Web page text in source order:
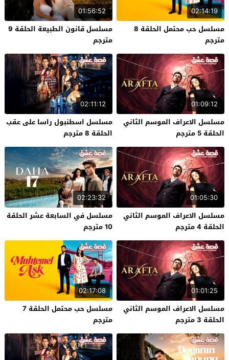
02:14:19
مسلسل حب محتمل الحلقة 8
مترجم
01:56:52
مسلسل قانون الطبيعة الحلقة 9
مترجم
01:09:12
مسلسل الاعراف الموسم الثاني
الحلقة 5 مترجم
02:11:12
مسلسل اسطنبول راسا على عقب
الحلقة 8 مترجم
01:05:30
مسلسل الاعراف الموسم الثاني
الحلقة 4 مترجم
02:23:32
مسلسل في السابعة عشر الحلقة
10 مترجم
01:01:25
مسلسل الاعراف الموسم الثاني
الحلقة 3 مترجم
02:17:08
مسلسل حب محتمل الحلقة 7
مترجم